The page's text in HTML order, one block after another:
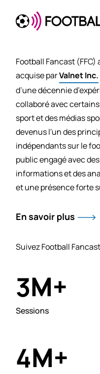
Football Fancast
acquise parValnet Inc.
d’une décennie
collaboré avec
sport et des médias
devenus l'un des
indépendants sur le
public engagé avec
informations et des
et une présence forte
En savoir plus
Suivez Football
3M+
Sessions
4M+